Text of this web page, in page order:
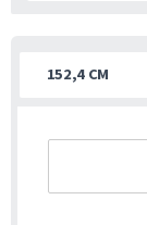
152,4 CM